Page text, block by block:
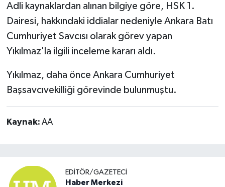
Adli kaynaklardan alınan bilgiye göre, HSK 1.
Dairesi, hakkındaki iddialar nedeniyle Ankara Batı
Cumhuriyet Savcısı olarak görev yapan
Yıkılmaz'la ilgili inceleme kararı aldı.
Yıkılmaz, daha önce Ankara Cumhuriyet
Başsavcıvekilliği görevinde bulunmuştu.
Kaynak: AA
EDITÖR/GAZETECI
Haber Merkezi